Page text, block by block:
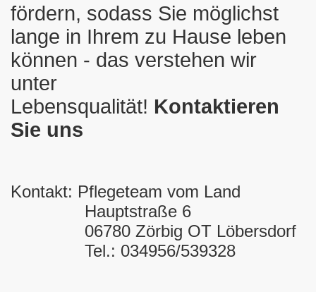
fördern, sodass Sie möglichst
lange in Ihrem zu Hause leben
können - das verstehen wir
unter
Lebensqualität! Kontaktieren
Sie uns
Kontakt: Pflegeteam vom Land
Hauptstraße 6
06780 Zörbig OT Löbersdorf
Tel.: 034956/539328